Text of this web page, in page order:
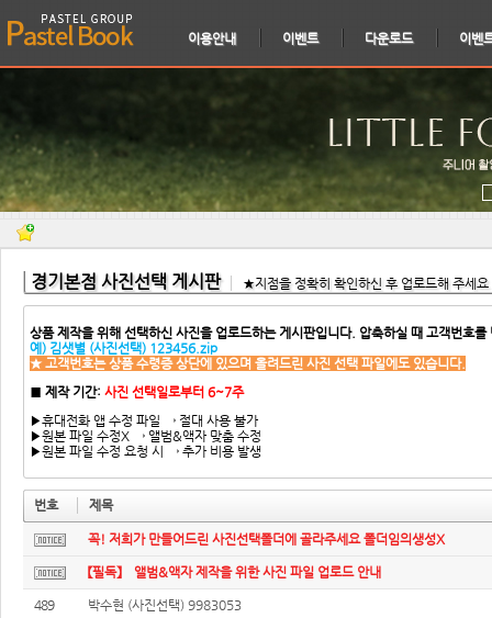
이용안내 이벤트 다운로드 이벤
경기본점 사진선택 게시판 ★지점을 정확히 확인하신 후 업로드해 주세요
상품 제작을 위해 선택하신 사진을 업로드하는 게시판입니다. 압축하실 때 고객번호
예) 김샛별 (사진선택) 123456.zip
★ 고객번호는 상품 수령증 상단에 있으며 올려드린 사진 선택 파일에도 있습니다.
■ 제작 기간: 사진 선택일로부터 6~7주
▶휴대전화 앱 수정 파일 → 절대 사용 불가
▶원본 파일 수정X → 앨범&액자 맞춤 수정
▶원본 파일 수정 요청 시 → 추가 비용 발생
번호 제목
꼭! 저희가 만들어드린 사진선택폴더에 골라주세요 폴더임의생성X
【필독】 앨범&액자 제작을 위한 사진 파일 업로드 안내
489 박수현 (사진선택) 9983053